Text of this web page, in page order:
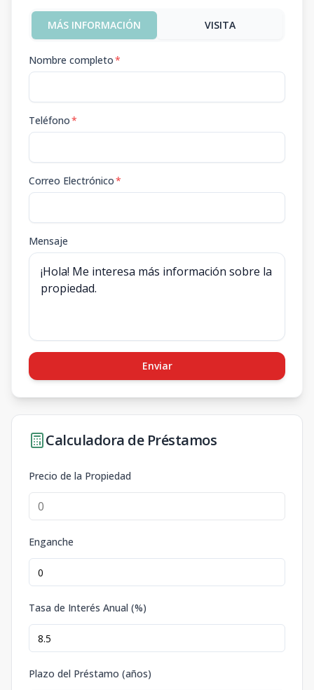
MÁS INFORMACIÓN VISITA
Nombre completo*
Teléfono*
Correo Electrónico*
Mensaje
Enviar
Calculadora de Préstamos
Precio de la Propiedad
Enganche
Tasa de Interés Anual (%)
Plazo del Préstamo (años)